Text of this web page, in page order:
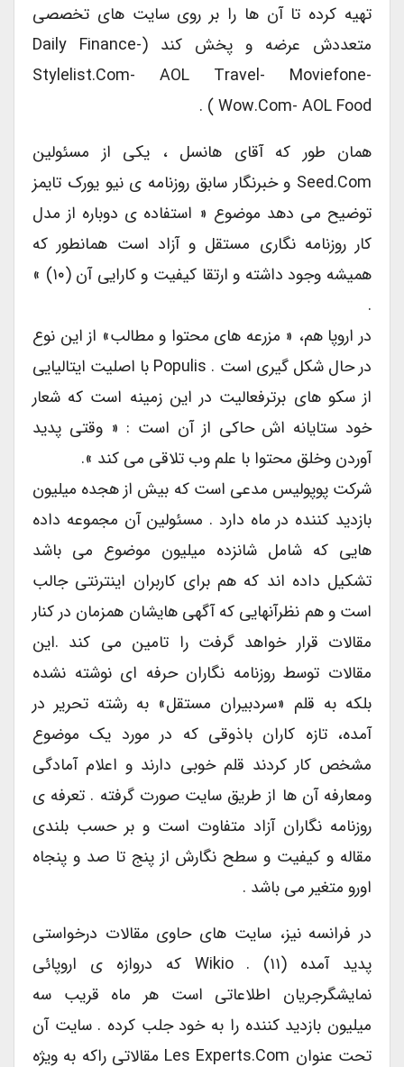
تهیه کرده تا آن ها را بر روی سایت های تخصصی
متعددش عرضه و پخش کند (Daily Finance-
Stylelist.com- AOL Travel- Moviefone-
Wow.com- AOL Food ) .
همان طور که آقای هانسل ، یکی از مسئولین
Seed.com و خبرنگار سابق روزنامه ی نیو یورک تایمز
توضیح می دهد موضوع « استفاده ی دوباره از مدل
کار روزنامه نگاری مستقل و آزاد است همانطور که
همیشه وجود داشته و ارتقا کیفیت و کارایی آن (۱۰) »
در اروپا هم، « مزرعه های محتوا و مطالب» از این نوع
در حال شکل گیری است . Populis با اصلیت ایتالیایی
از سکو های برترفعالیت در این زمینه است که شعار
خود ستایانه اش حاکی از آن است : « وقتی پدید
آوردن وخلق محتوا با علم وب تلاقی می کند ».
شرکت پوپولیس مدعی است که بیش از هجده میلیون
بازدید کننده در ماه دارد . مسئولین آن مجموعه داده
هایی که شامل شانزده میلیون موضوع می باشد
تشکیل داده اند که هم برای کاربران اینترنتی جالب
است و هم نظرآنهایی که آگهی هایشان همزمان در کنار
مقالات قرار خواهد گرفت را تامین می کند .این
مقالات توسط روزنامه نگاران حرفه ای نوشته نشده
بلکه به قلم «سردبیران مستقل» به رشته تحریر در
آمده، تازه کاران باذوقی که در مورد یک موضوع
مشخص کار کردند قلم خوبی دارند و اعلام آمادگی
ومعارفه آن ها از طریق سایت صورت گرفته . تعرفه ی
روزنامه نگاران آزاد متفاوت است و بر حسب بلندی
مقاله و کیفیت و سطح نگارش از پنج تا صد و پنجاه
اورو متغیر می باشد .
در فرانسه نیز، سایت های حاوی مقالات درخواستی
پدید آمده (۱۱) . Wikio که دروازه ی اروپائی
نمایشگرجریان اطلاعاتی است هر ماه قریب سه
میلیون بازدید کننده را به خود جلب کرده . سایت آن
تحت عنوان Les Experts.com مقالاتی راکه به ویژه